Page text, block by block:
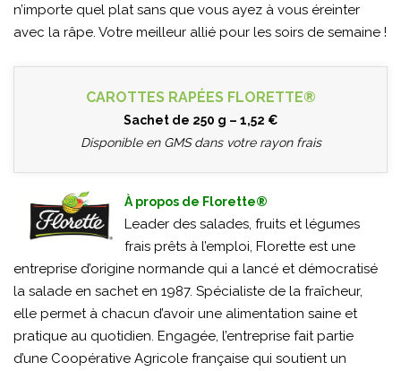
n’importe quel plat sans que vous ayez à vous éreinter
avec la râpe. Votre meilleur allié pour les soirs de semaine !
CAROTTES RAPÉES FLORETTE®
Sachet de 250 g – 1,52 €
Disponible en GMS dans votre rayon frais
À propos de Florette®
Leader des salades, fruits et légumes
frais prêts à l’emploi, Florette est une
entreprise d’origine normande qui a lancé et démocratisé
la salade en sachet en 1987. Spécialiste de la fraîcheur,
elle permet à chacun d’avoir une alimentation saine et
pratique au quotidien. Engagée, l’entreprise fait partie
d’une Coopérative Agricole française qui soutient un